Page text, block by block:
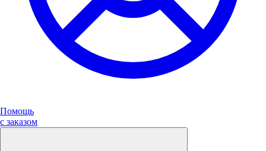
Помощь
с заказом